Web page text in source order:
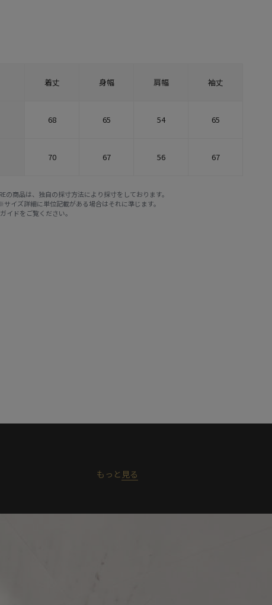
着丈 身幅 肩幅 袖丈
68 65 54 65
70 67 56 67
の商品は、独自の採寸方法により採寸をしております。
イズ詳細に単位記載がある場合はそれに準じます。
イドをご覧ください。
もっと 見る